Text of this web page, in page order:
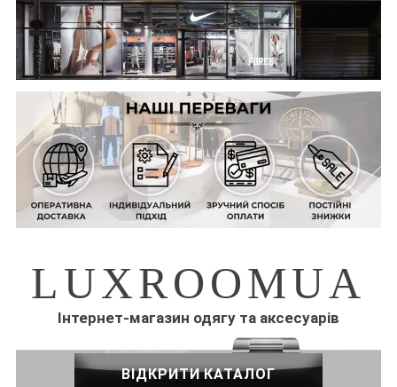
LUXROOMUA
Інтернет-магазин одягу та аксесуарів
ВІДКРИТИ КАТАЛОГ